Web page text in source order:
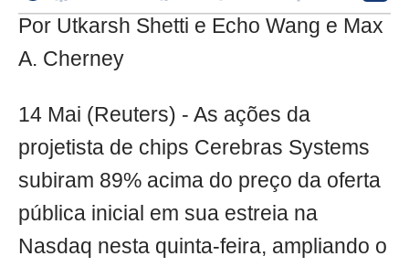
Por Utkarsh Shetti e Echo Wang e Max
A. Cherney
14 Mai (Reuters) - As ações da
projetista de chips Cerebras Systems
subiram 89% acima do preço da oferta
pública inicial em sua estreia na
Nasdaq nesta quinta-feira, ampliando o